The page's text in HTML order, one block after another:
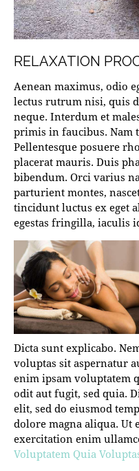
RELAXATION
Aenean maximus, odio
lectus rutrum nisi, quis
neque. Interdum et
primis in faucibus. Nam
Pellentesque posuere
placerat mauris. Duis
bibendum. Orci varius
parturient montes,
tincidunt luctus ex eget
egestas fringilla, iaculis
Dicta sunt explicabo.
voluptas sit aspernatur
enim ipsam voluptatem
odit aut fugit, sed quia.
elit, sed do eiusmod
dolore magna aliqua. Ut
exercitation enim
Voluptatem Quia